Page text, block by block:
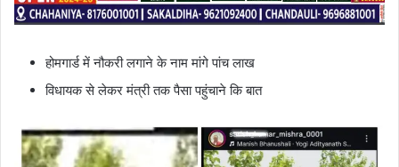
होमगार्ड में नौकरी लगाने के नाम मांगे पांच लाख
विधायक से लेकर मंत्री तक पैसा पहुंचाने कि बात